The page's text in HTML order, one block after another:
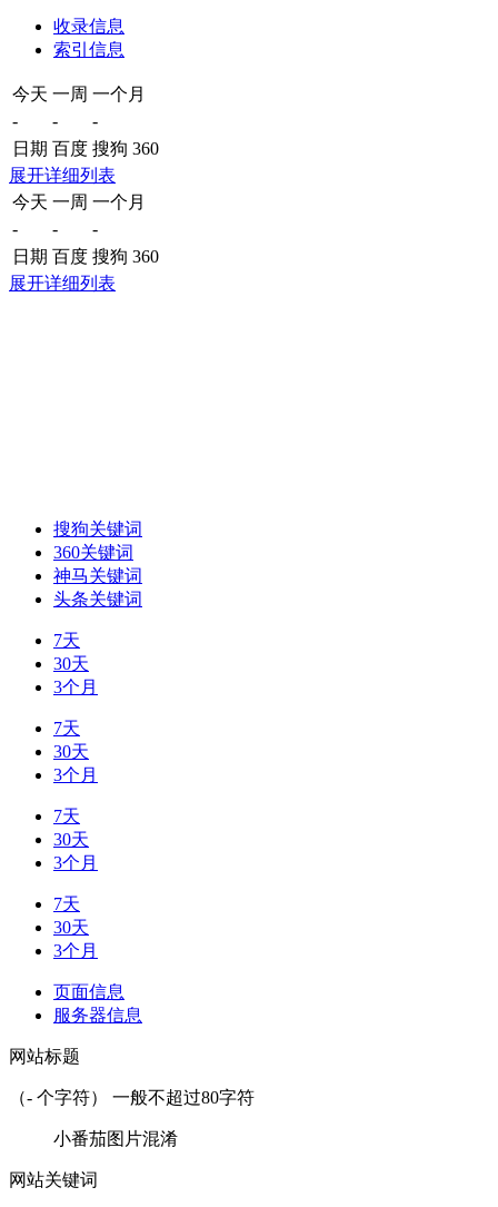
收录信息
索引信息
今天 一周 一个月
-
-
-
日期 百度 搜狗 360
展开详细列表
今天 一周 一个月
-
-
-
日期 百度 搜狗 360
展开详细列表
搜狗关键词
360关键词
神马关键词
头条关键词
7天
30天
3个月
7天
30天
3个月
7天
30天
3个月
7天
30天
3个月
页面信息
服务器信息
网站标题
（- 个字符） 一般不超过80字符
小番茄图片混淆
网站关键词